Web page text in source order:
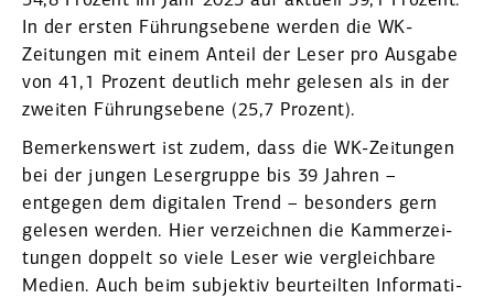
In der ers­ten Führungs­ebene werden die WK-
Zeitungen mit einem Anteil der Leser pro Ausgabe
von 41,1 Prozent deutlich mehr gelesen als in der
zweiten Führungs­ebene (25,7 Prozent).
Bemer­kenswert ist zudem, dass die WK-Zeitungen
bei der jungen Leser­gruppe bis 39 Jahren –
entgegen dem digitalen Trend – besonders gern
gelesen werden. Hier verzeichnen die Kammer­zei­
tungen doppelt so viele Leser wie vergleichbare
Medien. Auch beim subjektiv beurteilten Infor­ma­ti­